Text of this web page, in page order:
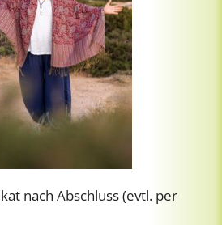
nach Abschluss (evtl. per